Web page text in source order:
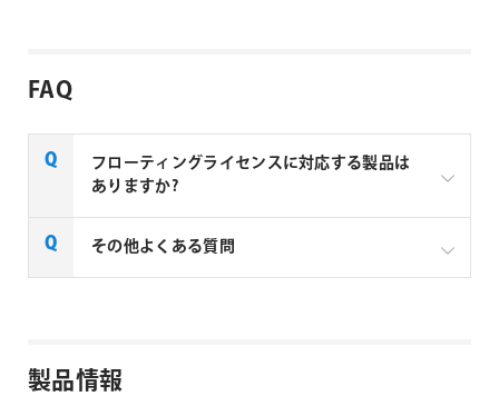
FAQ
フローティングライセンスに対応する製品は
ありますか?
一部製品でフローティングライセンスの取扱いがあり
aescripts + aeplugins社 フローティングライセン
その他よくある質問
製品情報